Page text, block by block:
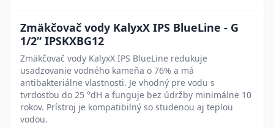
Zmäkčovač vody KalyxX IPS BlueLine - G
1/2“ IPSKXBG12
Zmäkčovač vody KalyxX IPS BlueLine redukuje
usadzovanie vodného kameňa o 76% a má
antibakteriálne vlastnosti. Je vhodný pre vodu s
tvrdosťou do 25 °dH a funguje bez údržby minimálne 10
rokov. Prístroj je kompatibilný so studenou aj teplou
vodou.